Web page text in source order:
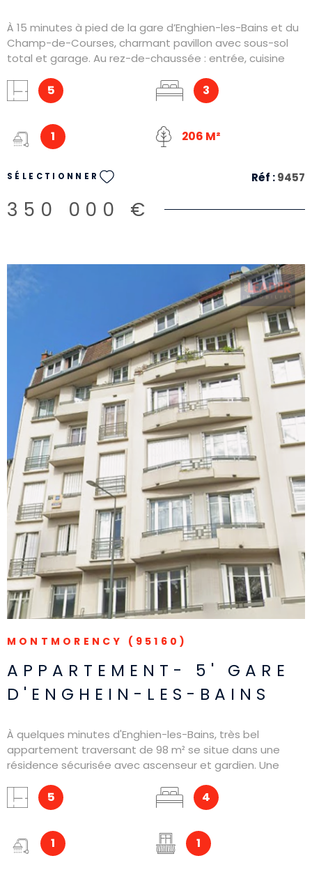
À 15 minutes à pied de la gare d’Enghien-les-Bains et du
Champ-de-Courses, charmant pavillon avec sous-sol
total et garage. Au rez-de-chaussée : entrée, cuisine
l’étage : 3 chambres et une salle de bains aucun travaux
à prévoir
5 3
1 206 M²
SÉLECTIONNER Réf :9457
350 000 €
MONTMORENCY (95160)
APPARTEMENT- 5' GARE
D'ENGHEIN-LES-BAINS
À quelques minutes d'Enghien-les-Bains, très bel
appartement traversant de 98 m² se situe dans une
résidence sécurisée avec ascenseur et gardien. Une
apporte beaucoup de luminosité. Le double séjour de 40
m² offre de beaux volumes, la hauteur sous plafond et
chambres, une salle de bains et de nombreux
rangements, un grand bureau pourrait faire office d'une
5 4
1 1
VOIR LE BIEN